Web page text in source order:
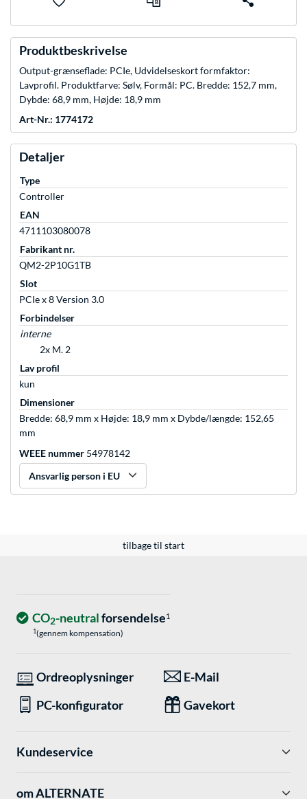
Produktbeskrivelse
Output-grænseflade: PCIe, Udvidelseskort formfaktor:
Lavprofil. Produktfarve: Sølv, Formål: PC. Bredde: 152,7 mm,
Dybde: 68,9 mm, Højde: 18,9 mm
Art-Nr.: 1774172
Detaljer
Type
Controller
EAN
4711103080078
Fabrikant nr.
QM2-2P10G1TB
Slot
PCIe x 8 Version 3.0
Forbindelser
interne
2x M. 2
Lav profil
kun
Dimensioner
Bredde: 68,9 mm x Højde: 18,9 mm x Dybde/længde: 152,65
mm
WEEE nummer 54978142
Ansvarlig person i EU
tilbage til start
CO2-neutralforsendelse1
1(gennem kompensation)
Ordreoplysninger
E-Mail
PC-konfigurator
Gavekort
Kundeservice
om ALTERNATE